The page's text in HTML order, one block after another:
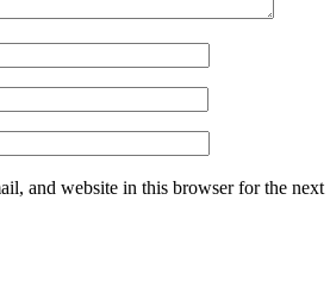
and website in this browser for the next